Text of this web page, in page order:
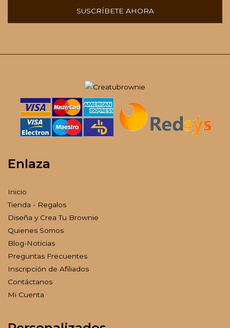
SUSCRÍBETE AHORA
Enlaza
Inicio
Tienda - Regalos
Diseña y Crea Tu Brownie
Quienes Somos
Blog-Noticias
Preguntas Frecuentes
Inscripción de Afiliados
Contáctanos
Mi Cuenta